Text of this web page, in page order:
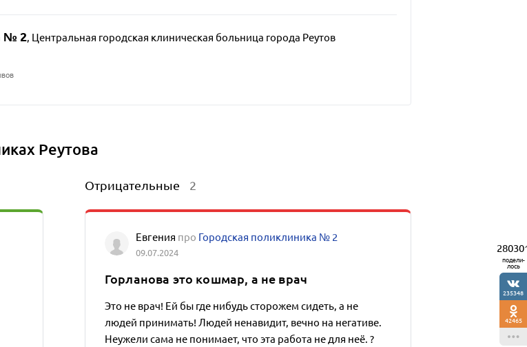
№ 2, Центральная городская клиническая больница города Реутов
Реутова
Отрицательные 2
Евгения про Городская поликлиника № 2
09.07.2024
Горланова это кошмар, а не врач
Это не врач! Ей бы где нибудь сторожем сидеть, а не
людей принимать! Людей ненавидит, вечно на негативе.
Неужели сама не понимает, что эта работа не для неё. ?
подели-
лось
235348
42465